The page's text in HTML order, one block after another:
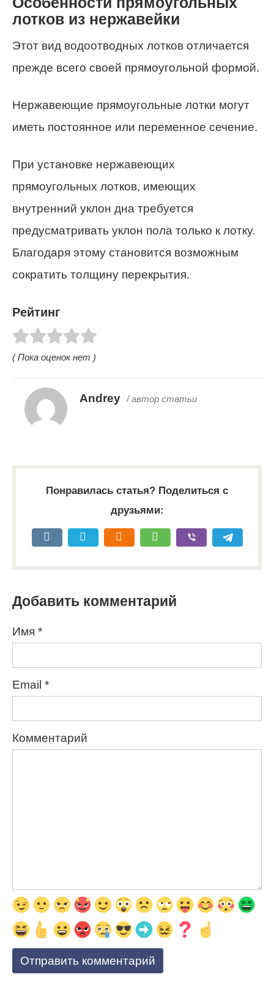
лотков из нержавейки
Этот вид водоотводных лотков отличается
прежде всего своей прямоугольной формой.
Нержавеющие прямоугольные лотки могут
иметь постоянное или переменное сечение.
При установке нержавеющих
прямоугольных лотков, имеющих
внутренний уклон дна требуется
предусматривать уклон пола только к лотку.
Благодаря этому становится возможным
сократить толщину перекрытия.
Рейтинг
( Пока оценок нет )
Andrey / автор статьи
Понравилась статья? Поделиться с
друзьями:
Добавить комментарий
Имя *
Email *
Комментарий